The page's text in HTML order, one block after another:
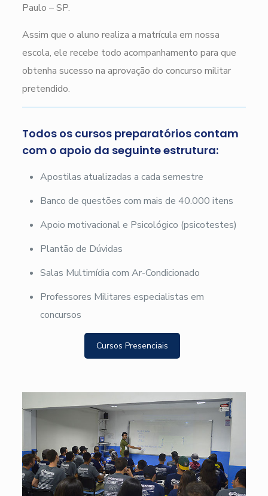
Paulo – SP.
Assim que o aluno realiza a matrícula em nossa
escola, ele recebe todo acompanhamento para que
obtenha sucesso na aprovação do concurso militar
pretendido.
Todos os cursos preparatórios contam
com o apoio da seguinte estrutura:
Apostilas atualizadas a cada semestre
Banco de questões com mais de 40.000 itens
Apoio motivacional e Psicológico (psicotestes)
Plantão de Dúvidas
Salas Multimídia com Ar-Condicionado
Professores Militares especialistas em
concursos
Cursos Presenciais